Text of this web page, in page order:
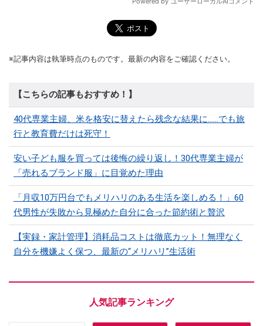
※記事内容は執筆時点のものです。最新の内容をご確認ください。
【こちらの記事もおすすめ！】
40代専業主婦、米を格安に替えたら残念な結果に……でも旅
行と教育費だけは死守！
安い子ども服を買っては後悔の繰り返し！30代専業主婦が
「売れるブランド服」に目覚めた理由
「月収10万円台でもメリハリのある生活を楽しめる！」60
代男性が失敗から見極めた自分に合った節約術と贅沢
【実録・家計管理】消耗品コストは徹底カット！無理なく
自分を機嫌よく保つ、最新の“メリハリ”生活術